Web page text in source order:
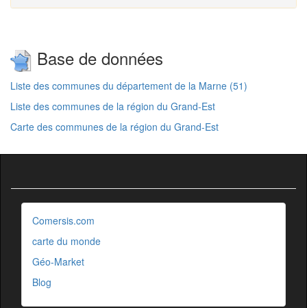
Base de données
Liste des communes du département de la Marne (51)
Liste des communes de la région du Grand-Est
Carte des communes de la région du Grand-Est
Comersis.com
carte du monde
Géo-Market
Blog